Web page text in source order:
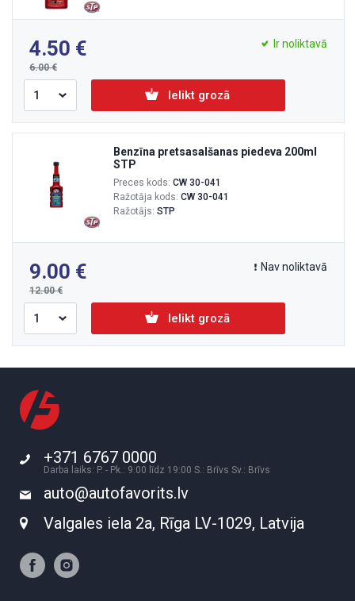
4.50
6.00
Ir noliktavā
Ielikt grozā
Benzīna pretsasalšanas piedeva 200ml
STP
Preces kods: CW 30-041
Ražotāja kods: CW 30-041
Ražotājs: STP
9.00
12.00
Nav noliktavā
Ielikt grozā
+371 6767 0000
Darba laiks: P. - Pk.: 9:00 līdz 19:00 S.: Brīvs Sv.: Brīvs
auto@autofavorits.lv
Valgales iela 2a, Rīga LV-1029, Latvija